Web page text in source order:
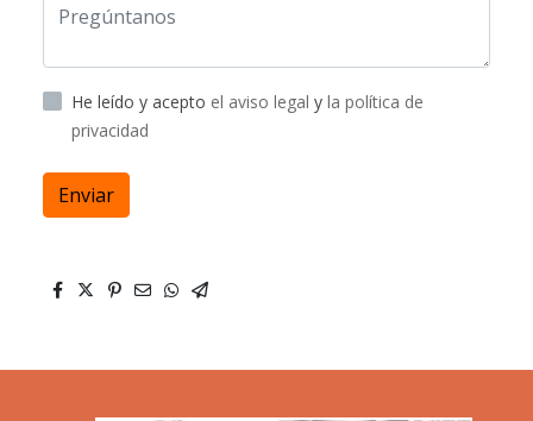
He leído y acepto el aviso legal y la política de
privacidad
Enviar